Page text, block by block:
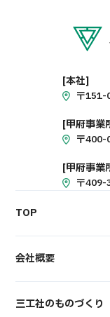
[本社]
〒151-
[甲府事業
〒400-
[甲府事業
〒409-
TOP
会社概要
三工社のものづくり